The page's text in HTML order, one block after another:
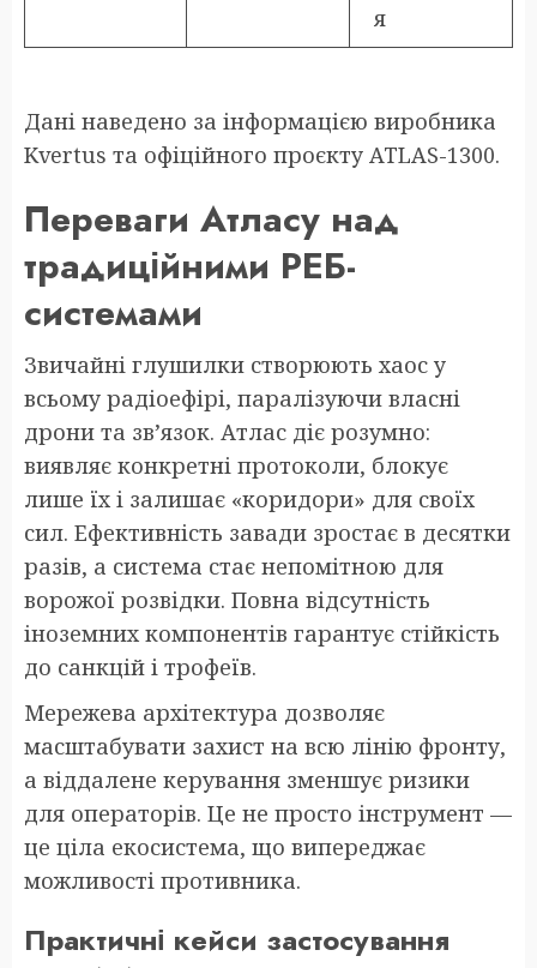
я
Дані наведено за інформацією виробника
Kvertus та офіційного проєкту ATLAS-1300.
Переваги Атласу над
традиційними РЕБ-
системами
Звичайні глушилки створюють хаос у
всьому радіоефірі, паралізуючи власні
дрони та зв’язок. Атлас діє розумно:
виявляє конкретні протоколи, блокує
лише їх і залишає «коридори» для своїх
сил. Ефективність завади зростає в десятки
разів, а система стає непомітною для
ворожої розвідки. Повна відсутність
іноземних компонентів гарантує стійкість
до санкцій і трофеїв.
Мережева архітектура дозволяє
масштабувати захист на всю лінію фронту,
а віддалене керування зменшує ризики
для операторів. Це не просто інструмент —
це ціла екосистема, що випереджає
можливості противника.
Практичні кейси застосування